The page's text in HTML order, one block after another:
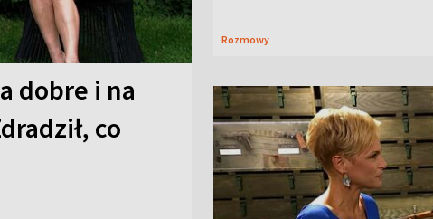
dobre i na
co
Rozmowy